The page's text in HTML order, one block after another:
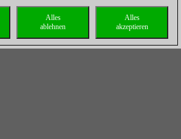
Alles
akzeptieren
Alles
ablehnen